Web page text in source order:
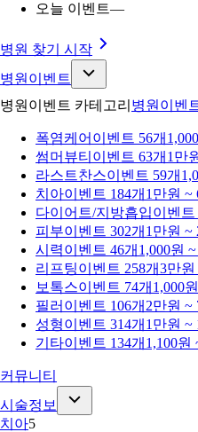
오늘 이벤트—
병원 찾기 시작
병원이벤트
병원이벤트 카테고리 병원이벤
폭염케어 이벤트 56개
썸머뷰티 이벤트 63개 1만
라스트찬스이벤트 59개
치아이벤트 184개 1만원 ~
다이어트/지방흡입이벤트
피부이벤트 302개 1만원 ~
시력이벤트 46개 1,000원
리프팅이벤트 258개3만원
보톡스이벤트 74개 1,000
필러 이벤트 106개 2만원 ~
성형이벤트 314개 1만원 ~
기타이벤트 134개 1,100원
커뮤니티
시술정보
치아5